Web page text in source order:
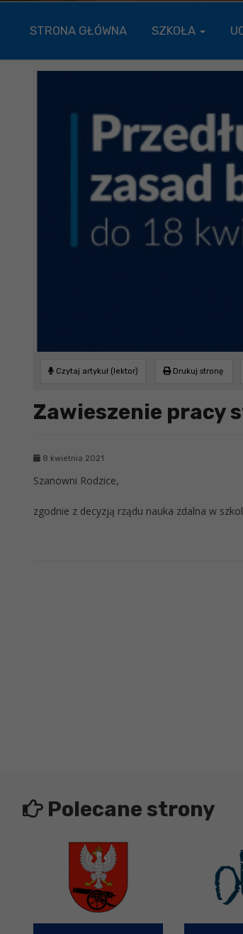
STRONA GŁÓWNA SZKOŁA
Czytaj artykuł (lektor) Drukuj stronę
Zawieszenie pracy
8 kwietnia 2021
Szanowni Rodzice,
zgodnie z decyzją rządu nauka zdalna w
Polecane strony